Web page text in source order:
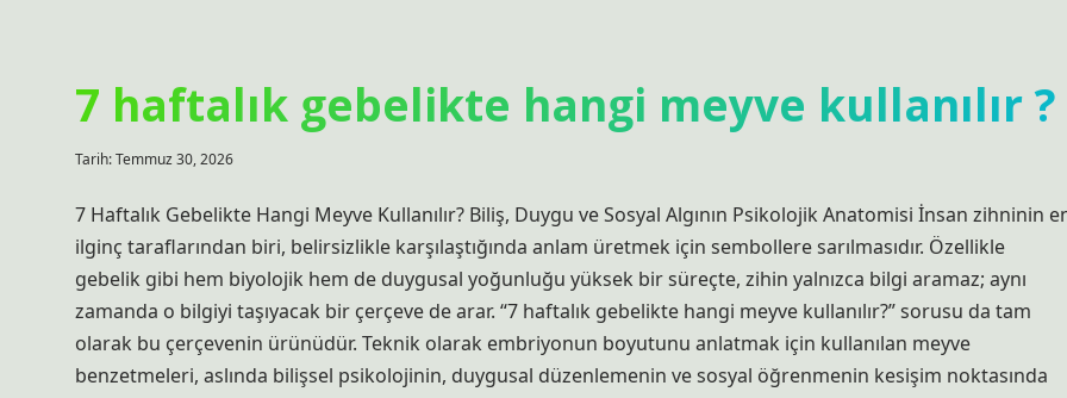
7 haftalık gebelikte hangi meyve kullanılır ?
Tarih: Temmuz 30, 2026
7 Haftalık Gebelikte Hangi Meyve Kullanılır? Biliş, Duygu ve Sosyal Algının Psikolojik Anatomisi İnsan zihninin
ilginç taraflarından biri, belirsizlikle karşılaştığında anlam üretmek için sembollere sarılmasıdır. Özellikle
gebelik gibi hem biyolojik hem de duygusal yoğunluğu yüksek bir süreçte, zihin yalnızca bilgi aramaz; aynı
zamanda o bilgiyi taşıyacak bir çerçeve de arar. “7 haftalık gebelikte hangi meyve kullanılır?” sorusu da tam
olarak bu çerçevenin ürünüdür. Teknik olarak embriyonun boyutunu anlatmak için kullanılan meyve
benzetmeleri, aslında bilişsel psikolojinin, duygusal düzenlemenin ve sosyal öğrenmenin kesişim noktasında